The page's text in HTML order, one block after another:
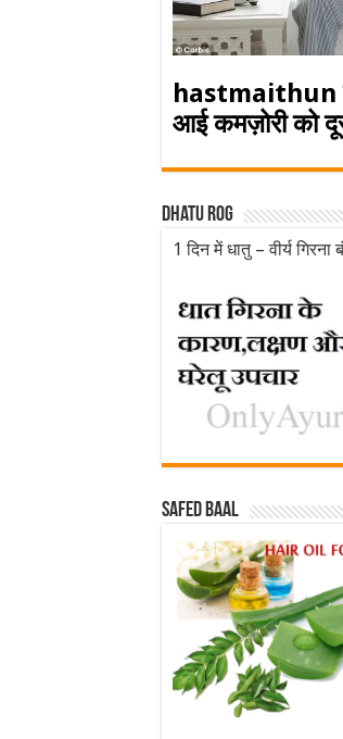
hastmaithun
आई कमज़ोरी को
Dhatu rog
1 दिन में धातु – वीर्य गिरना
Safed baal